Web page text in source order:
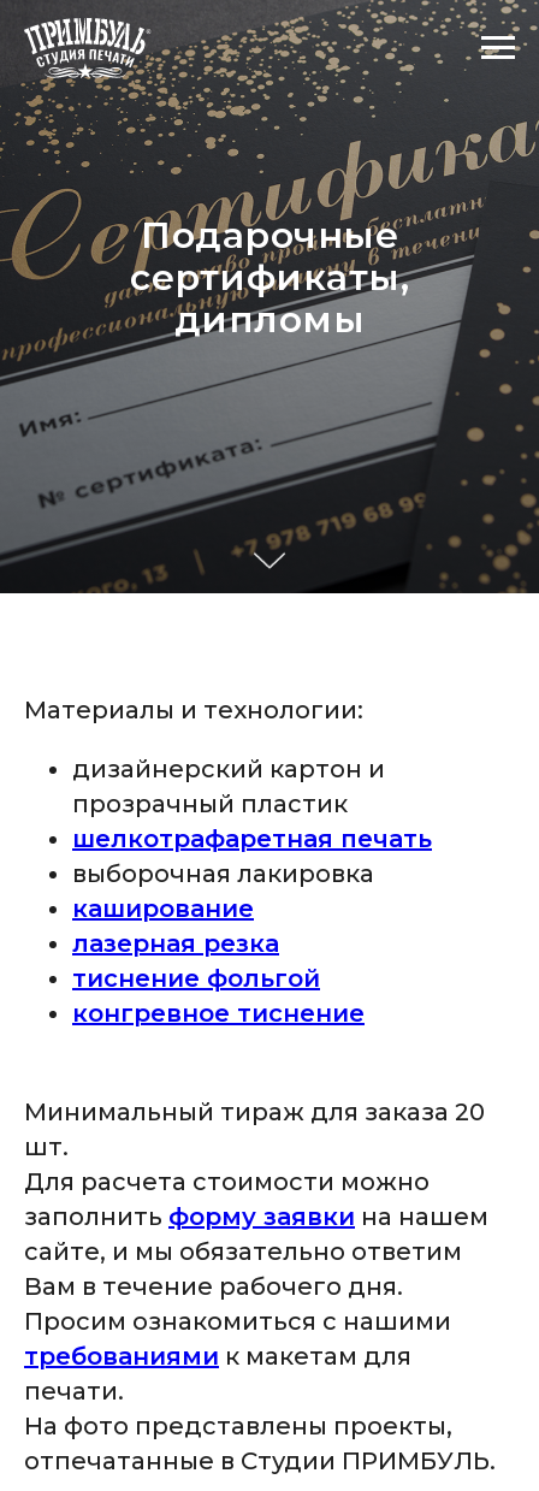
Подарочные
сертификаты,
дипломы
Материалы и технологии:
дизайнерский картон и
прозрачный пластик
шелкотрафаретная печать
выборочная лакировка
каширование
лазерная резка
тиснение фольгой
конгревное тиснение
Минимальный тираж для заказа 20
шт.
Для расчета стоимости можно
заполнить форму заявки на нашем
сайте, и мы обязательно ответим
Вам в течение рабочего дня.
Просим ознакомиться с нашими
требованиями к макетам для
печати.
На фото представлены проекты,
отпечатанные в Студии ПРИМБУЛЬ.